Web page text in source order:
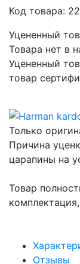
Код товара:
Уцененный
Товара нет в
Уцененный
товар
Только
Причина
царапины на
Товар
Отзывы